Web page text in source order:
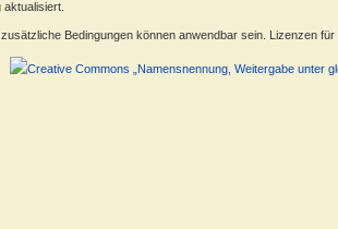
Bedingungen können anwendbar sein. Lizenzen für